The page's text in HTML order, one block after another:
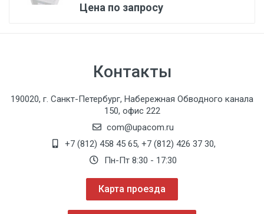
Цена по запросу
Контакты
190020, г. Санкт-Петербург, Набережная Обводного канала
150, офис 222
com@upacom.ru
+7 (812) 458 45 65, +7 (812) 426 37 30,
Пн-Пт 8:30 - 17:30
Карта проезда